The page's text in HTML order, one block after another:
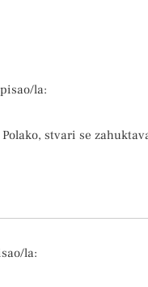
la:
Polako, stvari se
la: